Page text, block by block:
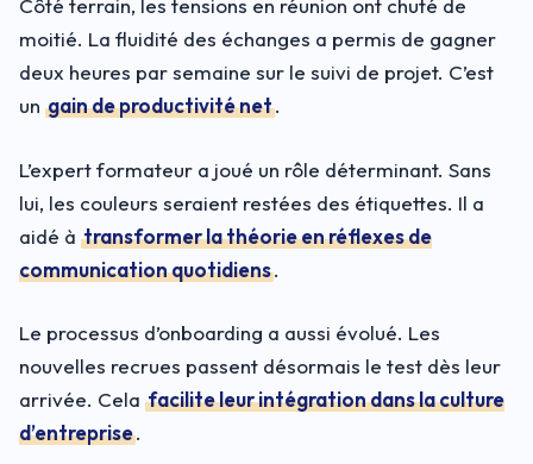
Côté terrain, les tensions en réunion ont chuté de
moitié. La fluidité des échanges a permis de gagner
deux heures par semaine sur le suivi de projet. C’est
un gain de productivité net.
L’expert formateur a joué un rôle déterminant. Sans
lui, les couleurs seraient restées des étiquettes. Il a
aidé à transformer la théorie en réflexes de
communication quotidiens.
Le processus d’onboarding a aussi évolué. Les
nouvelles recrues passent désormais le test dès leur
arrivée. Cela facilite leur intégration dans la culture
d’entreprise.